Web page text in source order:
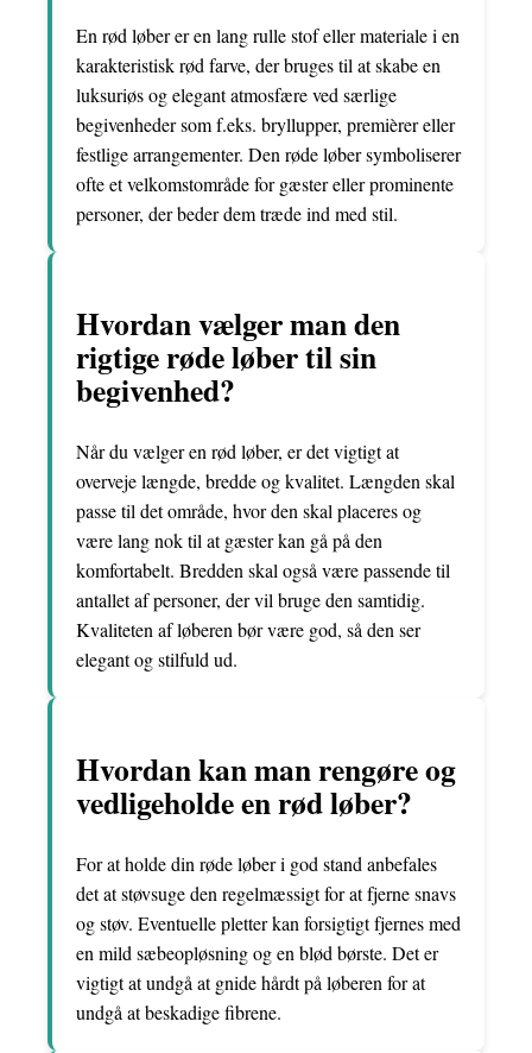
En rød løber er en lang rulle stof eller materiale i en
karakteristisk rød farve, der bruges til at skabe en
luksuriøs og elegant atmosfære ved særlige
begivenheder som f.eks. bryllupper, premièrer eller
festlige arrangementer. Den røde løber symboliserer
ofte et velkomstområde for gæster eller prominente
personer, der beder dem træde ind med stil.
Hvordan vælger man den
rigtige røde løber til sin
begivenhed?
Når du vælger en rød løber, er det vigtigt at
overveje længde, bredde og kvalitet. Længden skal
passe til det område, hvor den skal placeres og
være lang nok til at gæster kan gå på den
komfortabelt. Bredden skal også være passende til
antallet af personer, der vil bruge den samtidig.
Kvaliteten af løberen bør være god, så den ser
elegant og stilfuld ud.
Hvordan kan man rengøre og
vedligeholde en rød løber?
For at holde din røde løber i god stand anbefales
det at støvsuge den regelmæssigt for at fjerne snavs
og støv. Eventuelle pletter kan forsigtigt fjernes med
en mild sæbeopløsning og en blød børste. Det er
vigtigt at undgå at gnide hårdt på løberen for at
undgå at beskadige fibrene.